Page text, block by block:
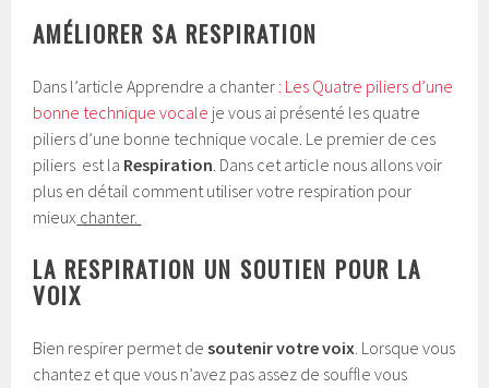
AMÉLIORER SA RESPIRATION
Dans l’article Apprendre a chanter : Les Quatre piliers d’une
bonne technique vocale je vous ai présenté les quatre
piliers d’une bonne technique vocale. Le premier de ces
piliers est la Respiration. Dans cet article nous allons voir
plus en détail comment utiliser votre respiration pour
mieux chanter.
LA RESPIRATION UN SOUTIEN POUR LA
VOIX
Bien respirer permet desoutenir votre voix. Lorsque vous
chantez et que vous n’avez pas assez de souffle vous